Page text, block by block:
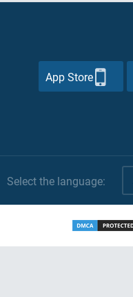
App Store
Select the language: